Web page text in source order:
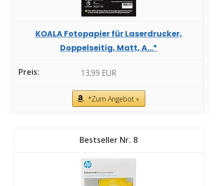
KOALA Fotopapier für Laserdrucker,
Doppelseitig, Matt, A...*
13,99 EUR
*Zum Angebot »
8